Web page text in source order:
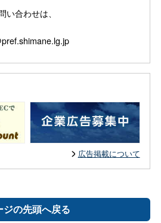
い合わせは、
広告掲載について
ジの先頭へ戻る